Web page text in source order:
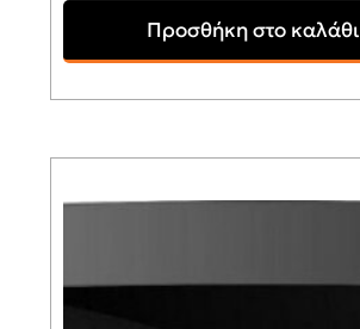
Προσθήκη στο καλάθι